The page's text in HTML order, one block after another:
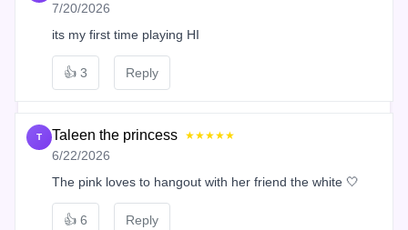
7/20/2026
its my first time playing HI
👍 3 Reply
T Taleen the princess ★★★★★
6/22/2026
The pink loves to hangout with her friend the white 🤍
👍 6 Reply